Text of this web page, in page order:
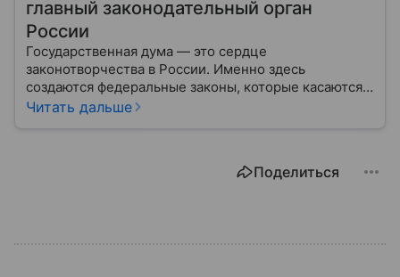
главный законодательный орган
России
Государственная дума — это сердце
законотворчества в России. Именно здесь
создаются федеральные законы, которые касаются
жизни каждого гражданина: от образования и
Читать дальше
Поделиться